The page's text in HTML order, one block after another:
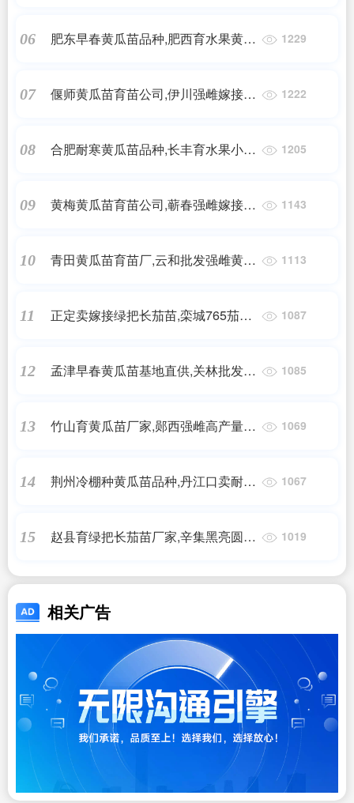
06
肥东早春黄瓜苗品种,肥西育水果黄瓜
1229
07
偃师黄瓜苗育苗公司,伊川强雌嫁接黄
1222
08
合肥耐寒黄瓜苗品种,长丰育水果小黄
1205
09
黄梅黄瓜苗育苗公司,蕲春强雌嫁接黄
1143
10
青田黄瓜苗育苗厂,云和批发强雌黄瓜
1113
11
正定卖嫁接绿把长茄苗,栾城765茄子
1087
12
孟津早春黄瓜苗基地直供,关林批发黄
1085
13
竹山育黄瓜苗厂家,郧西强雌高产量黄
1069
14
荆州冷棚种黄瓜苗品种,丹江口卖耐寒
1067
15
赵县育绿把长茄苗厂家,辛集黑亮圆茄
1019
相关广告